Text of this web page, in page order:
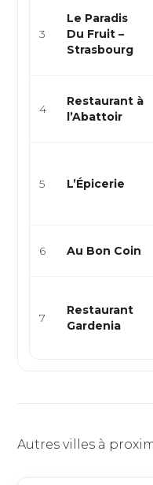
3
Le Paradis
Du Fruit –
Strasbourg
4
Restaurant à
l’Abattoir
5 L’Épicerie
6 Au Bon Coin
7
Restaurant
Gardenia
Autres villes à